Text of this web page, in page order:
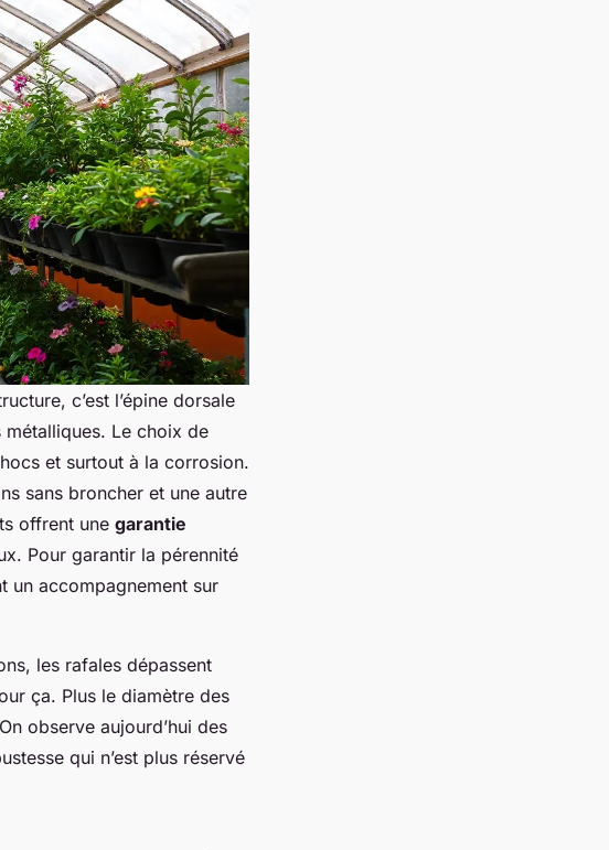
c’est l’épine dorsale
métalliques. Le choix de
et surtout à la corrosion.
sans broncher et une autre
offrent une garantie
Pour garantir la pérennité
un accompagnement sur
les rafales dépassent
ça. Plus le diamètre des
observe aujourd’hui des
qui n’est plus réservé